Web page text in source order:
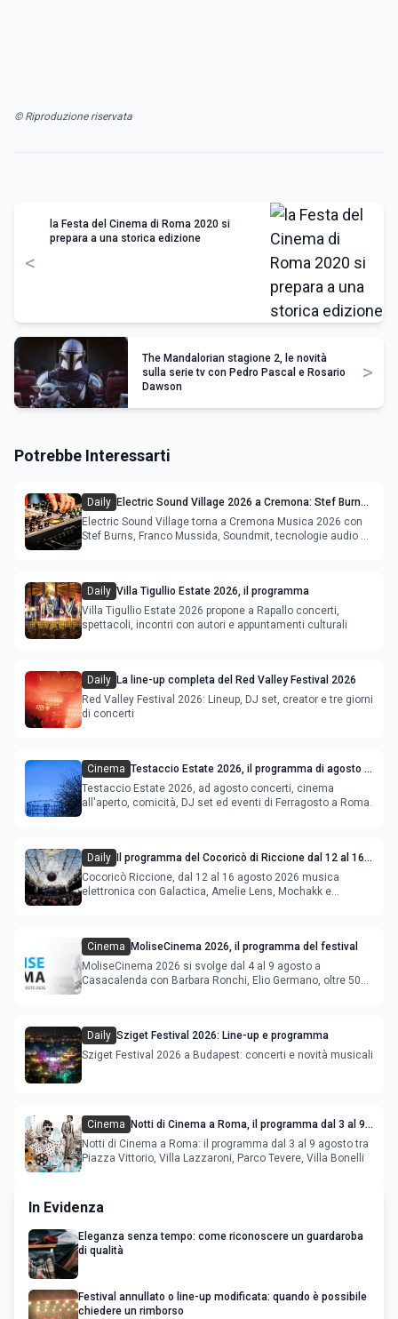
© Riproduzione riservata
<
la Festa del Cinema di Roma 2020 si
prepara a una storica edizione
The Mandalorian stagione 2, le novità
sulla serie tv con Pedro Pascal e Rosario
Dawson
>
Potrebbe Interessarti
Daily Electric Sound Village 2026 a Cremona: Stef Burns,
Soundmit e Young Band Contest, il programma
Electric Sound Village torna a Cremona Musica 2026 con
Stef Burns, Franco Mussida, Soundmit, tecnologie audio e
Daily Villa Tigullio Estate 2026, il programma
Villa Tigullio Estate 2026 propone a Rapallo concerti,
spettacoli, incontri con autori e appuntamenti culturali
Daily La line-up completa del Red Valley Festival 2026
Red Valley Festival 2026: Lineup, DJ set, creator e tre giorni
di concerti
Cinema Testaccio Estate 2026, il programma di agosto e
Ferragosto
Testaccio Estate 2026, ad agosto concerti, cinema
all'aperto, comicità, DJ set ed eventi di Ferragosto a Roma.
Daily
Il programma del Cocoricò di Riccione dal 12 al 16
agosto 2026
Cocoricò Riccione, dal 12 al 16 agosto 2026 musica
elettronica con Galactica, Amelie Lens, Mochakk e
Cinema
MoliseCinema 2026, il programma del festival
MoliseCinema 2026 si svolge dal 4 al 9 agosto a
Casacalenda con Barbara Ronchi, Elio Germano, oltre 50
Daily Sziget Festival 2026: Line-up e programma
Sziget Festival 2026 a Budapest: concerti e novità musicali
Cinema
Notti di Cinema a Roma, il programma dal 3 al 9
agosto
Notti di Cinema a Roma: il programma dal 3 al 9 agosto tra
Piazza Vittorio, Villa Lazzaroni, Parco Tevere, Villa Bonelli
In Evidenza
Eleganza senza tempo: come riconoscere un guardaroba
di qualità
Festival annullato o line-up modificata: quando è possibile
chiedere un rimborso